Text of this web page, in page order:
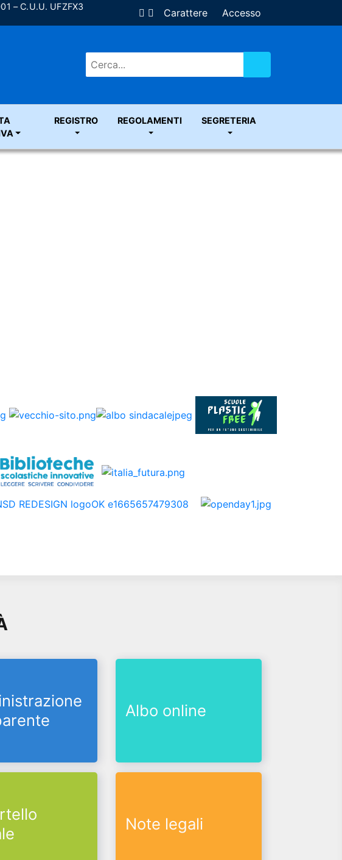
– C.U.U. UFZFX3
Carattere Accesso
REGISTRO REGOLAMENTI SEGRETERIA
Albo online
Note legali